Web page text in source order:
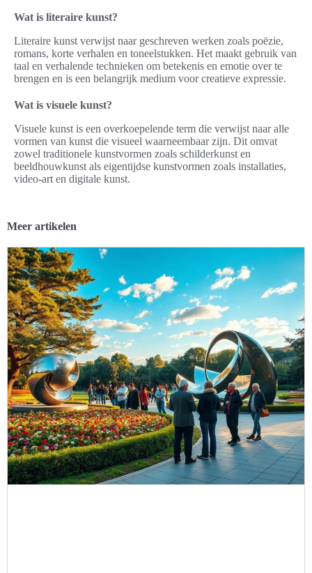
Wat is literaire kunst?
Literaire kunst verwijst naar geschreven werken zoals poëzie,
romans, korte verhalen en toneelstukken. Het maakt gebruik van
taal en verhalende technieken om betekenis en emotie over te
brengen en is een belangrijk medium voor creatieve expressie.
Wat is visuele kunst?
Visuele kunst is een overkoepelende term die verwijst naar alle
vormen van kunst die visueel waarneembaar zijn. Dit omvat
zowel traditionele kunstvormen zoals schilderkunst en
beeldhouwkunst als eigentijdse kunstvormen zoals installaties,
video-art en digitale kunst.
Meer artikelen